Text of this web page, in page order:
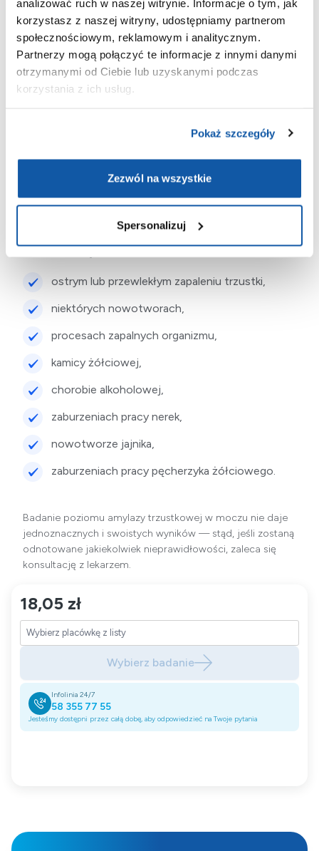
analizować ruch w naszej witrynie. Informacje o tym, jak
korzystasz z naszej witryny, udostępniamy partnerom
społecznościowym, reklamowym i analitycznym.
Partnerzy mogą połączyć te informacje z innymi danymi
otrzymanymi od Ciebie lub uzyskanymi podczas
korzystania z ich usług.
Pokaż szczegóły
Zezwól na wszystkie
Spersonalizuj
próbki lub całodobowej zbiórki moczu. Badanie warto
rozszerzyć o oznaczenie tego parametru również we krwi.
Pozwala to na dokładniejszą diagnostykę i szybsze
wykrycie ewentualnych zaburzeń pracy trzustki.
Zaleca się, aby pobranie próbki moczu w celu oznaczania
stężenia amylazy trzustkowej odbywało się w godzinach
i jak najszybciej
Interpretacja wyników
ostrym lub przewlekłym zapaleniu trzustki,
niektórych nowotworach,
procesach zapalnych organizmu,
kamicy żółciowej,
chorobie alkoholowej,
zaburzeniach pracynerek,
nowotworze jajnika,
zaburzeniach pracy pęcherzyka żółciowego.
Badanie poziomu amylazy trzustkowej w moczu nie daje
jednoznacznych i swoistych wyników — stąd, jeśli zostaną
odnotowane jakiekolwiek nieprawidłowości, zaleca się
konsultację z lekarzem.
18,05 zł
Wybierz badanie
Infolinia 24/7
58 355 77 55
Jesteśmy dostępni przez całą dobę, aby odpowiedzieć na Twoje pytania